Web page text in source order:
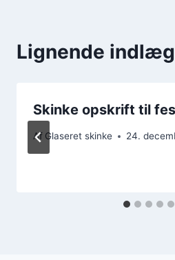
Lignende indlæg
Skinke opskrift til
Af Glaseret skinke 24.